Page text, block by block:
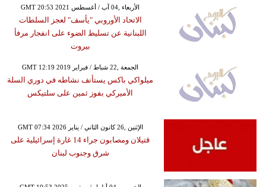
GMT 20:53 2021 الأربعاء ,04 آب / أغسطس
الاتحاد الأوروبي "يأسف" لعجز السلطات
اللبنانية عن تسليط الضوء على انفجار مرفأ
بيروت
GMT 12:19 2019 الجمعة ,22 شباط / فبراير
ميلواكي باكس يستأنف نشاطه في دوري السلة
الأميركي بفوز ثمين على سلتيكس
GMT 07:34 2026 الإثنين ,26 كانون الثاني / يناير
قتيلان ومصابون جراء 14 غارة إسرائيلية على
شرق وجنوب لبنان